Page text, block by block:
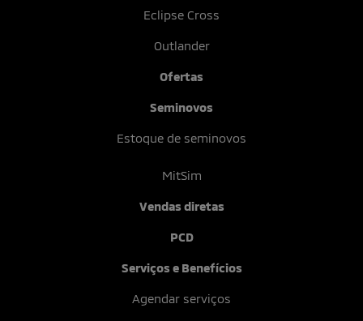
Eclipse Cross
Outlander
Ofertas
Seminovos
Estoque de seminovos
MitSim
Vendas diretas
PCD
Serviços e Benefícios
Agendar serviços